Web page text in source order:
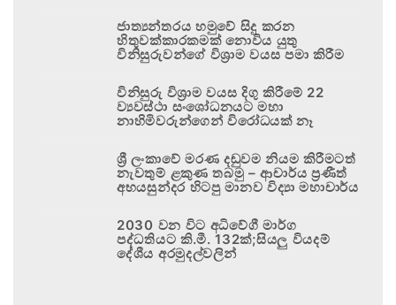
ජාත්‍යන්තරය හමුවේ සිදු කරන
හිතුවක්කාරකමක් නොවිය යුතු
විනිසුරුවන්ගේ විශ්‍රාම වයස පමා කිරීම
විනිසුරු විශ්‍රාම වයස දිගු කිරීමේ 22
ව්‍යවස්ථා සංශෝධනයට මහා
නාහිමිවරුන්ගෙන් විරෝධයක් නෑ
ශ්‍රී ලංකාවේ මරණ දඬුවම නියම කිරීමටත්
නැවතුම් ළකුණ තබමු – ආචාර්ය ප්‍රණීත්
අභයසුන්දර හිටපු මානව විද්‍යා මහාචාර්ය
2030 වන විට අධිවේගී මාර්ග
පද්ධතියට කි.මී. 132ක්;සියලු වියදම්
දේශීය අරමුදල්වලින්